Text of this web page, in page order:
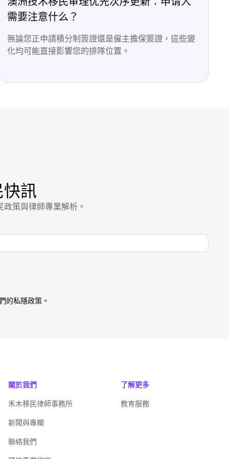
需要注意什么？
無論您正申請積分制簽證還是僱主擔保簽證，這些變
化均可能直接影響您的排隊位置。
訊
策與律師專業解析。
的私隱政策。
關於我們
禾木移民律師事務所
新聞與專欄
聯絡我們
了解更多
教育服務